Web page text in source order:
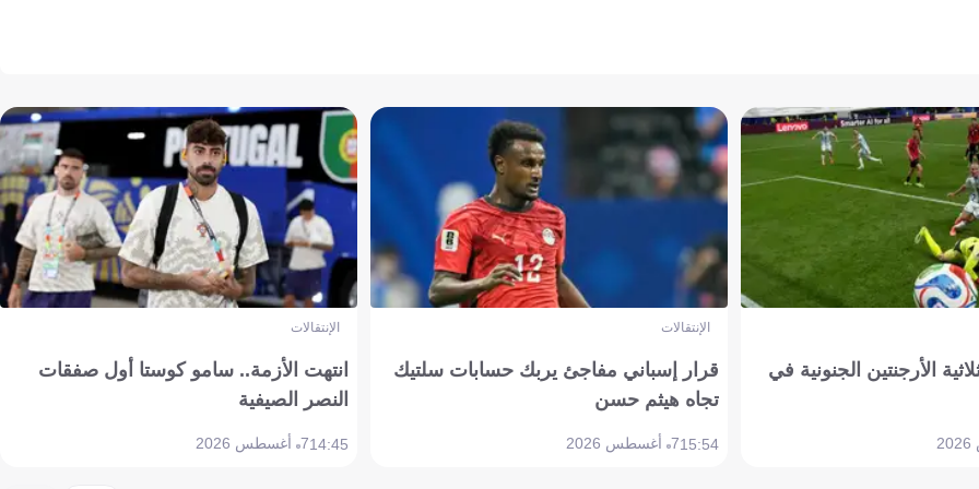
الأرجنتين الجنونية في
الإنتقالات
قرار إسباني مفاجئ يربك حسابات سلتيك
تجاه هيثم حسن
15:547 أغسطس 2026
الإنتقالات
انتهت الأزمة.. سامو كوستا أول صفقات
النصر الصيفية
14:457 أغسطس 2026